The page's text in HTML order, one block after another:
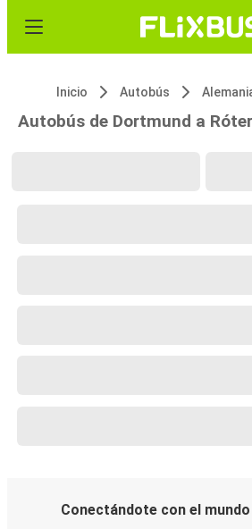
Inicio Autobús
Autobús de Dortmund a
Conectándote con el mundo